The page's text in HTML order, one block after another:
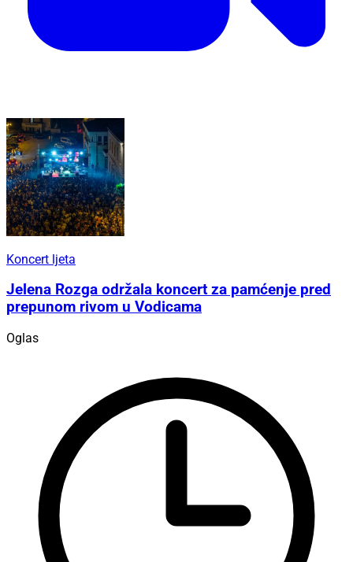
Koncert ljeta
Jelena Rozga održala koncert za pamćenje pred
prepunom rivom u Vodicama
Oglas